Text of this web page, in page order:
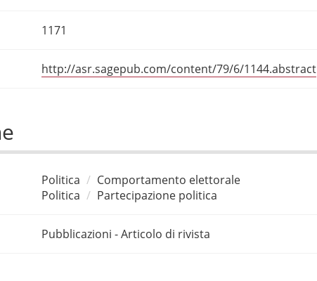
1171
http://asr.sagepub.com/content/79/6/1144.abstract
Politica
Comportamento elettorale
Politica
Partecipazione politica
Pubblicazioni - Articolo di rivista